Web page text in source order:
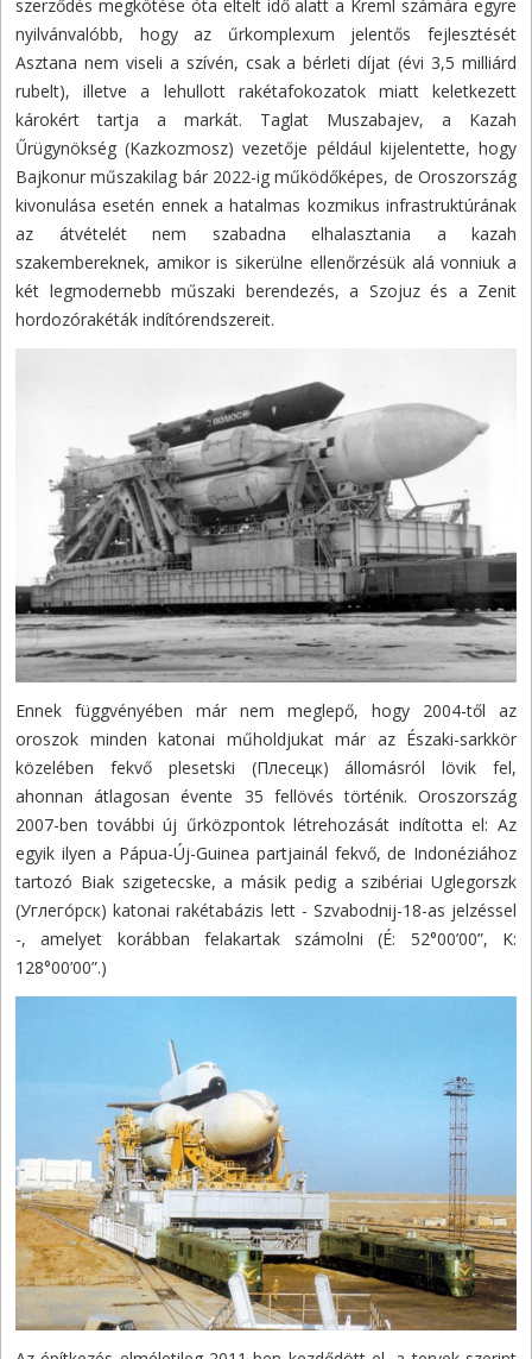
szerződés megkötése óta eltelt idő alatt a Kreml számára egyre
nyilvánvalóbb, hogy az űrkomplexum jelentős fejlesztését
Asztana nem viseli a szívén, csak a bérleti díjat (évi 3,5 milliárd
rubelt), illetve a lehullott rakétafokozatok miatt keletkezett
károkért tartja a markát. Taglat Muszabajev, a Kazah
Űrügynökség (Kazkozmosz) vezetője például kijelentette, hogy
Bajkonur műszakilag bár 2022-ig működőképes, de Oroszország
kivonulása esetén ennek a hatalmas kozmikus infrastruktúrának
az átvételét nem szabadna elhalasztania a kazah
szakembereknek, amikor is sikerülne ellenőrzésük alá vonniuk a
két legmodernebb műszaki berendezés, a Szojuz és a Zenit
hordozórakéták indítórendszereit.
Ennek függvényében már nem meglepő, hogy 2004-től az
oroszok minden katonai műholdjukat már az Északi-sarkkör
közelében fekvő plesetski (Плесецк) állomásról lövik fel,
ahonnan átlagosan évente 35 fellövés történik. Oroszország
2007-ben további új űrközpontok létrehozását indította el: Az
egyik ilyen a Pápua-Új-Guinea partjainál fekvő, de Indonéziához
tartozó Biak szigetecske, a másik pedig a szibériai Uglegorszk
(Углего́рск) katonai rakétabázis lett - Szvabodnij-18-as jelzéssel
-, amelyet korábban felakartak számolni (É: 52°00’00”, K:
128°00’00”.)